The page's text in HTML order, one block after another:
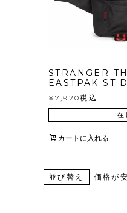
STRANGER
EASTPAK ST
¥7,920税込
在
カートに入れる
並び替え 価格が